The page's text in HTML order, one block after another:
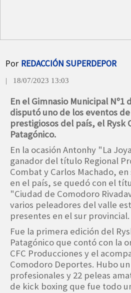
Por REDACCIÓN SUPERDEPOR
| 18/07/2023 13:03
En el Gimnasio Municipal Nº1
disputó uno de los eventos
prestigiosos del país, el Rysk
Patagónico.
En la ocasión Antonhy "La
ganador del título Regional
Combat y Carlos Machado,
en el país, se quedó con el
"Ciudad de Comodoro
varios peleadores del valle
presentes en el sur provincial.
Fue la primera edición del
Patagónico que contó con la
CFC Producciones y el
Comodoro Deportes. Hubo
profesionales y 22 peleas
de kick boxing que fue todo